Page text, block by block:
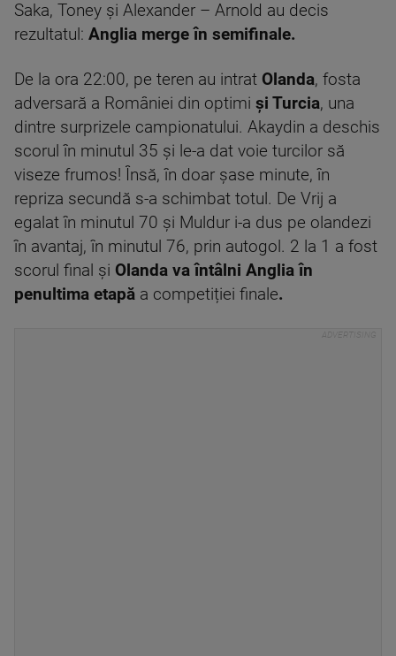
Saka, Toney și Alexander – Arnold au decis
rezultatul: Anglia merge în semifinale.
De la ora 22:00, pe teren au intrat Olanda, fosta
adversară a României din optimi și Turcia, una
dintre surprizele campionatului. Akaydin a deschis
scorul în minutul 35 și le-a dat voie turcilor să
viseze frumos! Însă, în doar șase minute, în
repriza secundă s-a schimbat totul. De Vrij a
egalat în minutul 70 și Muldur i-a dus pe olandezi
în avantaj, în minutul 76, prin autogol. 2 la 1 a fost
scorul final și Olanda va întâlni Anglia în
penultima etapă a competiției finale.